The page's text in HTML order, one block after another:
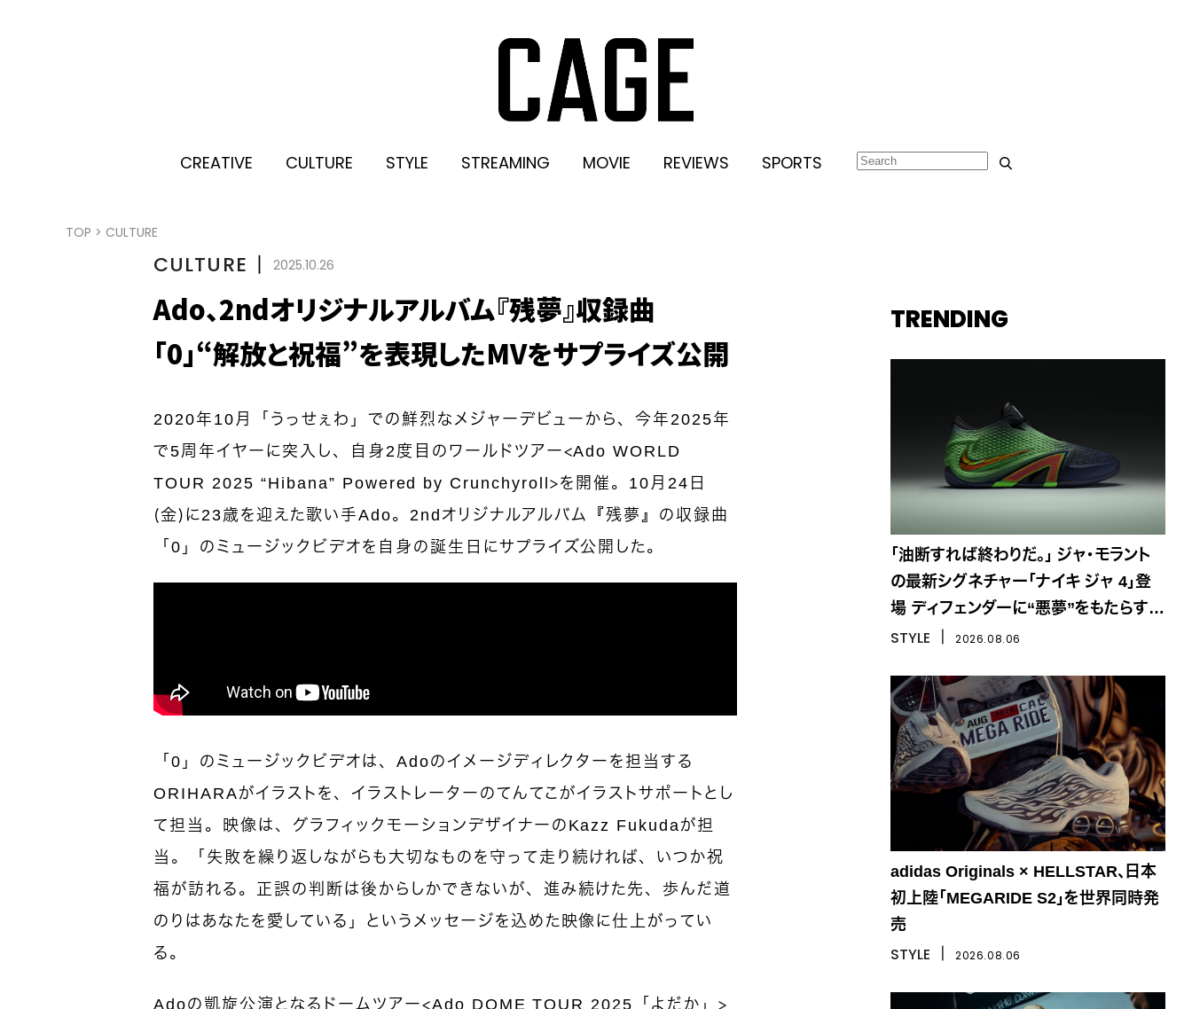
CREATIVE CULTURE STYLE STREAMING MOVIE REVIEWS SPORTS
TOP > CULTURE
CULTURE 丨 2025.10.26
Ado、2ndオリジナルアルバム『残夢』収録曲
「0」“解放と祝福”を表現したMVをサプライズ公開
2020年10月「うっせぇわ」での鮮烈なメジャーデビューから、今年2025年
で5周年イヤーに突入し、自身2度目のワールドツアー＜Ado WORLD
TOUR 2025 “Hibana” Powered by Crunchyroll＞を開催。10月24日
（金）に23歳を迎えた歌い手Ado。2ndオリジナルアルバム『残夢』の収録曲
「0」のミュージックビデオを自身の誕生日にサプライズ公開した。
「0」のミュージックビデオは、Adoのイメージディレクターを担当する
ORIHARAがイラストを、イラストレーターのてんてこがイラストサポートとし
て担当。映像は、グラフィックモーションデザイナーのKazz Fukudaが担
当。「失敗を繰り返しながらも大切なものを守って走り続ければ、いつか祝
福が訪れる。正誤の判断は後からしかできないが、進み続けた先、歩んだ道
のりはあなたを愛している」というメッセージを込めた映像に仕上がってい
る。
Adoの凱旋公演となるドームツアー＜Ado DOME TOUR 2025「よだか」＞
TRENDING
「油断すれば終わりだ。」 ジャ・モラント
の最新シグネチャー「ナイキ ジャ 4」登
場 ディフェンダーに“悪夢”をもたらす一
足
STYLE 2026.08.06
adidas Originals × HELLSTAR、日本
初上陸「MEGARIDE S2」を世界同時発
売
STYLE 2026.08.06